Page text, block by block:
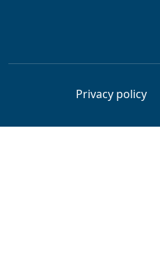
Privacy policy